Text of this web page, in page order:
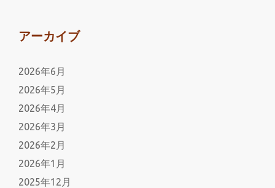
アーカイブ
2026年6月
2026年5月
2026年4月
2026年3月
2026年2月
2026年1月
2025年12月